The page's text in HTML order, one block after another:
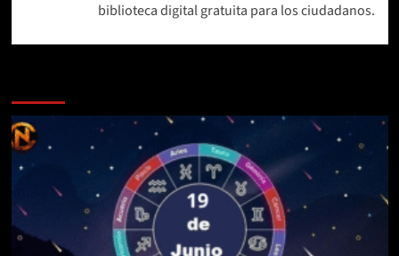
biblioteca digital gratuita para los ciudadanos.